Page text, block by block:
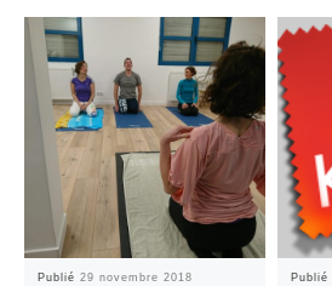
Publié 29 novembre 2018 Publié